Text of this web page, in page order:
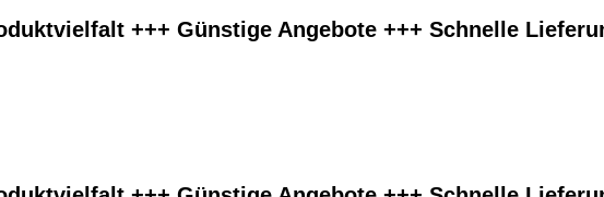
+++ Günstige Angebote +++ Schnelle